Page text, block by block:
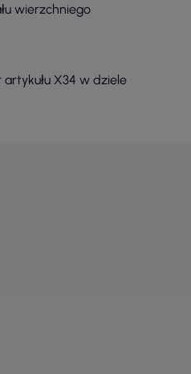
wierzchniego
X34 w dziele